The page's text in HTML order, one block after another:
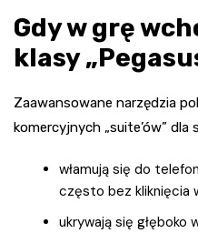
Gdy w grę
klasy
Zaawansowane narzędzia
komercyjnych „suite’ów” dla
włamują się do
często bez kliknięcia
ukrywają się głęboko